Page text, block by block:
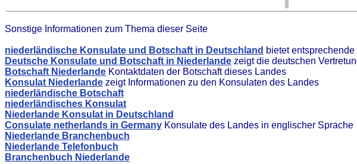
Sonstige Informationen zum Thema dieser Seite
niederländische Konsulate und Botschaft in Deutschland bietet
Deutsche Konsulate und Botschaft in Niederlande zeigt die deutschen
Botschaft Niederlande Kontaktdaten der Botschaft dieses Landes
Konsulat Niederlande zeigt Informationen zu den Konsulaten des Landes
niederländische Botschaft
niederländisches Konsulat
Niederlande Konsulat in Deutschland
Consulate netherlands in Germany Konsulate des Landes in englischer Sprache
Niederlande Branchenbuch
Niederlande Telefonbuch
Branchenbuch Niederlande